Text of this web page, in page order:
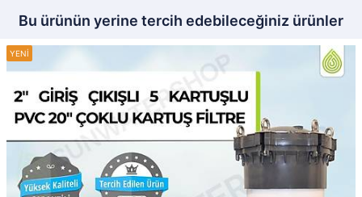
Bu ürünün yerine tercih edebileceğiniz ürünler